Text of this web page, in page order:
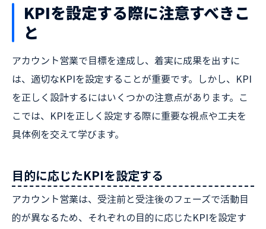
KPIを設定する際に注意すべきこ
と
アカウント営業で目標を達成し、着実に成果を出すに
は、適切なKPIを設定することが重要です。しかし、KPI
を正しく設計するにはいくつかの注意点があります。こ
こでは、KPIを正しく設定する際に重要な視点や工夫を
具体例を交えて学びます。
目的に応じたKPIを設定する
アカウント営業は、受注前と受注後のフェーズで活動目
的が異なるため、それぞれの目的に応じたKPIを設定す